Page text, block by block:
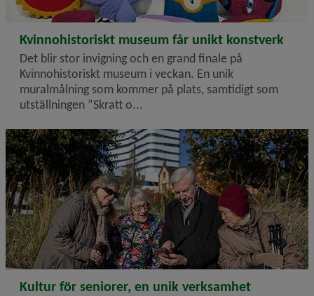
2024-08-26
Kvinnohistoriskt museum får unikt konstverk
Det blir stor invigning och en grand finale på
Kvinnohistoriskt museum i veckan. En unik
muralmålning som kommer på plats, samtidigt som
utställningen ”Skratt o...
2024-08-13
Kultur för seniorer, en unik verksamhet